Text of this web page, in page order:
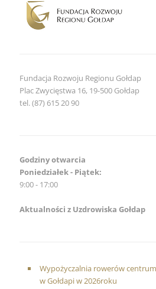
Fundacja Rozwoju Regionu Gołdap
Plac Zwycięstwa 16, 19-500 Gołdap
tel. (87) 615 20 90
Godziny otwarcia
Poniedziałek - Piątek:
9:00 - 17:00
Aktualności z Uzdrowiska Gołdap
Wypożyczalnia rowerów
w Gołdapi w 2026roku